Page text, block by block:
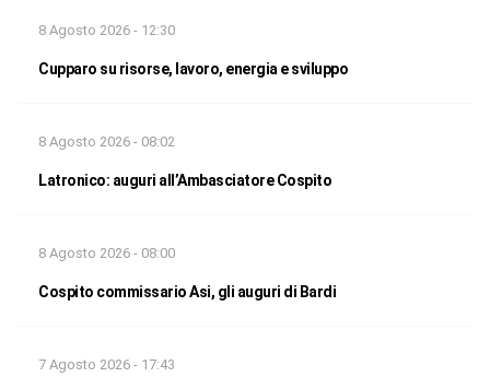
8 Agosto 2026 - 12:30
Cupparo su risorse, lavoro, energia e sviluppo
8 Agosto 2026 - 08:02
Latronico: auguri all’Ambasciatore Cospito
8 Agosto 2026 - 08:00
Cospito commissario Asi, gli auguri di Bardi
7 Agosto 2026 - 17:43